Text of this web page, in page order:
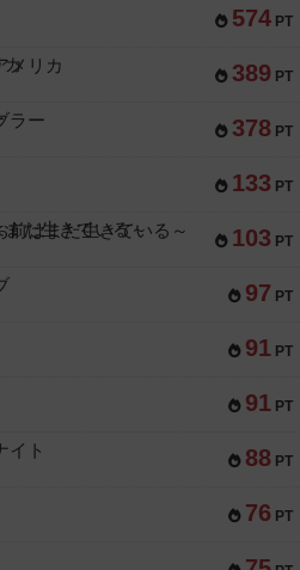
574 PT
389 PT
メリカ
378 PT
ラー
133 PT
103 PT
はまだ生きている～
97 PT
91 PT
91 PT
88 PT
イト
76 PT